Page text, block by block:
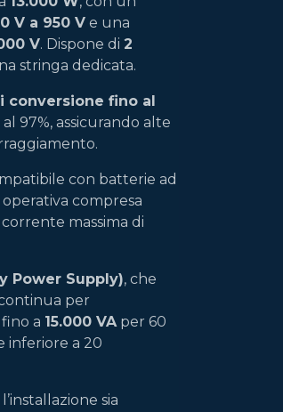
V a 950 V e una
V. Dispone di 2
stringa dedicata.
conversione fino al
97%, assicurando alte
con batterie ad
compresa
massima di
Power Supply), che
per
a 15.000 VAper 60
inferiore a 20
sia